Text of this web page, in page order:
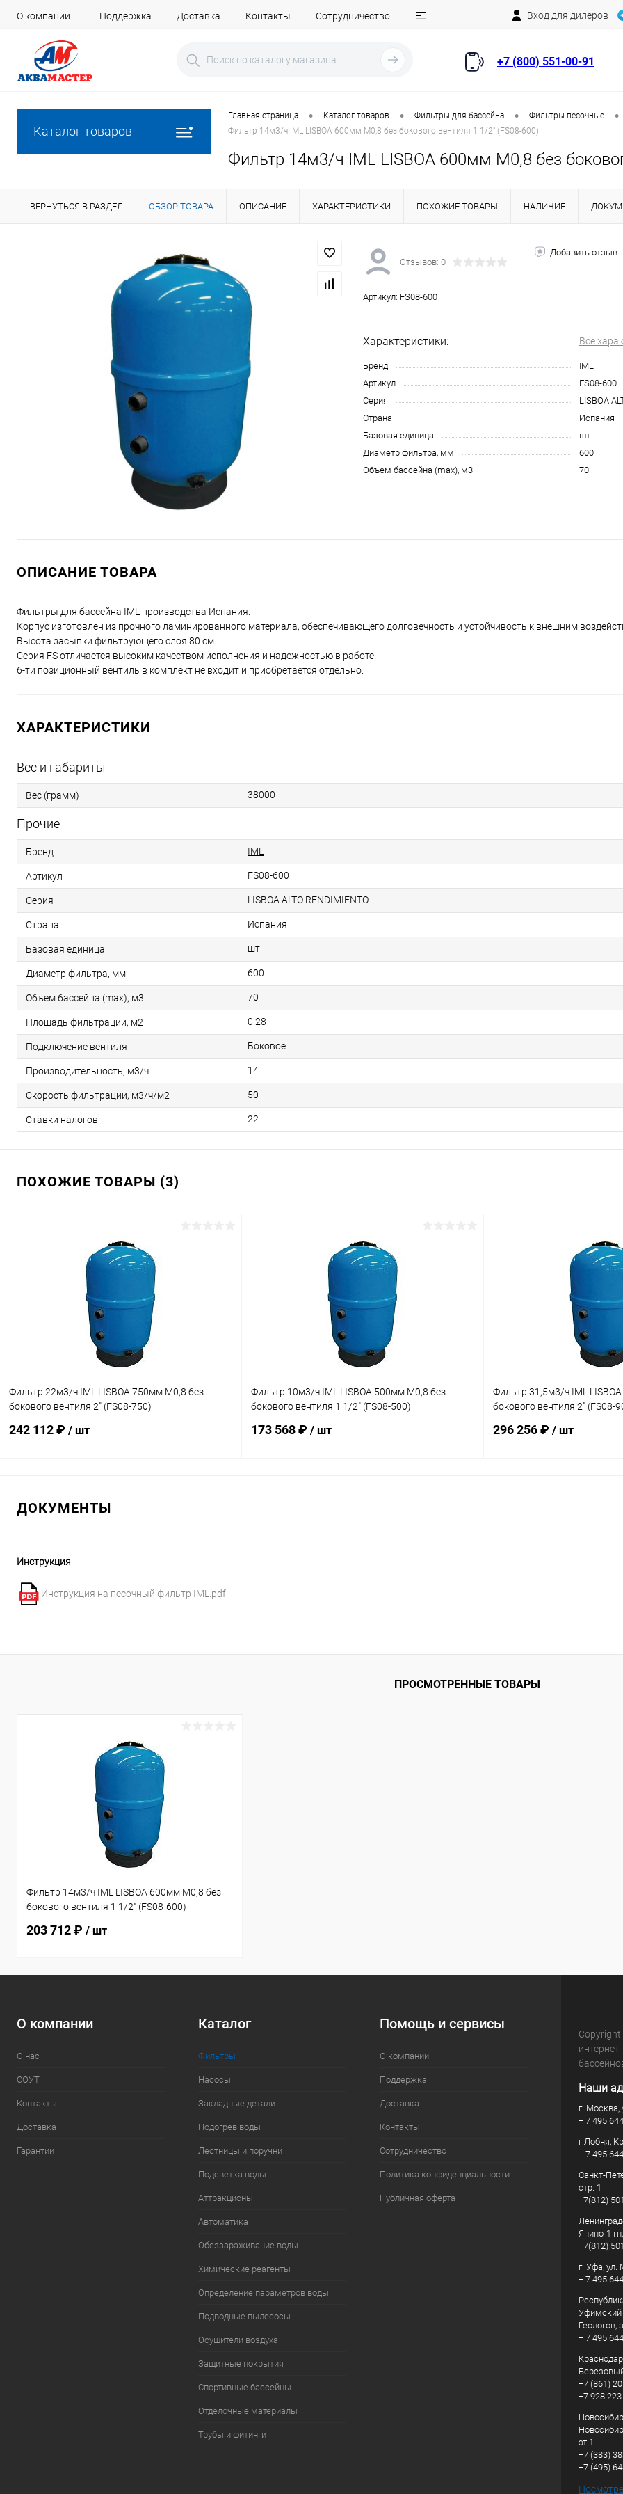
О компании Поддержка Доставка Контакты Сотрудничество Вход для дилеров
+7 (800) 551-00-91
Каталог товаров
Главная страница • Каталог товаров • Фильтры для бассейна • Фильтры песочные •
Фильтр 14м3/ч IML LISBOA 600мм М0,8 без бокового вентиля 1 1/2" (FS08-600)
Фильтр 14м3/ч IML LISBOA 600мм М0,8 без
ВЕРНУТЬСЯ В РАЗДЕЛ ОБЗОР ТОВАРА ОПИСАНИЕ ХАРАКТЕРИСТИКИ ПОХОЖИЕ ТОВАРЫ НАЛИЧИЕ
Отзывов: 0
Добавить отзыв
Артикул: FS08-600
Характеристики: Все
Бренд
IML
Артикул
FS08-600
Серия
LISBOA
Страна
Испания
Базовая единица
шт
Диаметр фильтра, мм
600
Объем бассейна (max), м3
70
ОПИСАНИЕ ТОВАРА
Фильтры для бассейна IML производства Испания.
Корпус изготовлен из прочного ламинированного материала, обеспечивающего долговечность и устойчивость к внешним
Высота засыпки фильтрующего слоя 80 см.
Серия FS отличается высоким качеством исполнения и надежностью в работе.
6-ти позиционный вентиль в комплект не входит и приобретается отдельно.
ХАРАКТЕРИСТИКИ
Вес и габариты
Вес (грамм) 38000
Прочие
Бренд IML
Артикул FS08-600
Серия LISBOA ALTO RENDIMIENTO
Страна Испания
Базовая единица шт
Диаметр фильтра, мм 600
Объем бассейна (max), м3 70
Площадь фильтрации, м2 0.28
Подключение вентиля Боковое
Производительность, м3/ч 14
Скорость фильтрации, м3/ч/м2 50
Ставки налогов 22
ПОХОЖИЕ ТОВАРЫ (3)
Фильтр 22м3/ч IML LISBOA 750мм М0,8 без
бокового вентиля 2" (FS08-750)
242 112 ₽ / шт
Фильтр 10м3/ч IML LISBOA 500мм М0,8 без
бокового вентиля 1 1/2" (FS08-500)
173 568 ₽ / шт
Фильтр 31,5м3/ч IML
бокового вентиля 2" (FS08-
296 256 ₽ / шт
ДОКУМЕНТЫ
Инструкция
Инструкция на песочный фильтр IML.pdf
ПРОСМОТРЕННЫЕ ТОВАРЫ
Фильтр 14м3/ч IML LISBOA 600мм М0,8 без
бокового вентиля 1 1/2" (FS08-600)
203 712 ₽ / шт
О компании
О нас
СОУТ
Контакты
Доставка
Гарантии
Каталог
Фильтры
Насосы
Закладные детали
Подогрев воды
Лестницы и поручни
Подсветка воды
Аттракционы
Автоматика
Обеззараживание воды
Химические реагенты
Определение параметров воды
Подводные пылесосы
Осушители воздуха
Защитные покрытия
Спортивные бассейны
Отделочные материалы
Трубы и фитинги
Помощь и сервисы
О компании
Поддержка
Доставка
Контакты
Сотрудничество
Политика конфиденциальности
Публичная оферта
Наши
г. Москва,
+ 7 495
г.Лобня,
+ 7 495
Санкт-
стр. 1
+7(812)
Янино-1
+7(812)
г. Уфа, ул.
+ 7 495
Уфимский
Геологов,
+ 7 495
+7 (861)
+7 928
эт.1.
+7 (383)
+7 (495)